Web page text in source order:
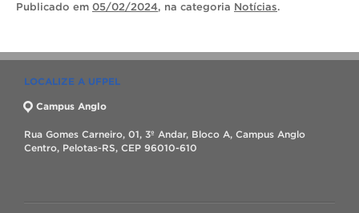
Publicado em 05/02/2024, na categoria Notícias.
LOCALIZE A UFPEL
Campus Anglo
Rua Gomes Carneiro, 01, 3º Andar, Bloco A, Campus Anglo
Centro, Pelotas-RS, CEP 96010-610